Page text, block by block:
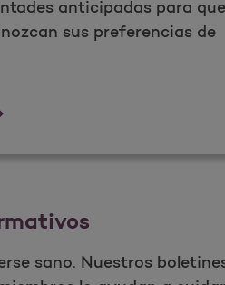
anticipadas para que
sus preferencias de
anticipadas de
sano. Nuestros